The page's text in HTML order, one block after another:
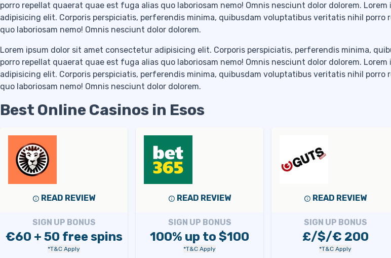
porro repellat quaerat quae est fuga alias quo laboriosam nemo! Omnis nesciunt dolor dolorem.
adipisicing elit. Corporis perspiciatis, perferendis minima, quibusdam voluptatibus veritatis nihil porro
quo laboriosam nemo! Omnis nesciunt dolor dolorem.
Lorem ipsum dolor sit amet consectetur adipisicing elit. Corporis perspiciatis, perferendis minima,
porro repellat quaerat quae est fuga alias quo laboriosam nemo! Omnis nesciunt dolor dolorem.
adipisicing elit. Corporis perspiciatis, perferendis minima, quibusdam voluptatibus veritatis nihil porro
quo laboriosam nemo! Omnis nesciunt dolor dolorem.
Best Online Casinos in Esos
READ REVIEW
SIGN UP BONUS
€60 + 50 free spins
*T&C Apply
READ REVIEW
SIGN UP BONUS
100% up to $100
*T&C Apply
READ REVIEW
SIGN UP BONUS
£/$/€ 200
*T&C Apply